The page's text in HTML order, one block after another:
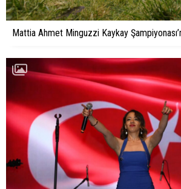
Mattia Ahmet Minguzzi Kaykay